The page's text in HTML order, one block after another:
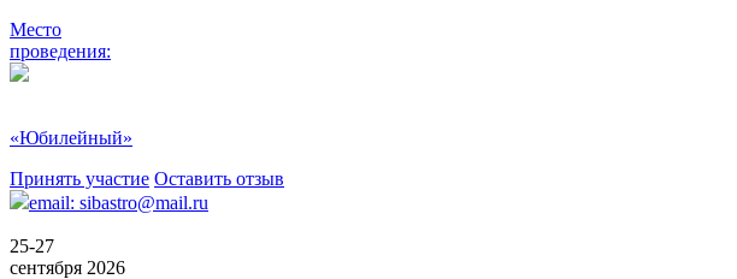
Место
проведения:
«Юбилейный»
Принять участие Оставить отзыв
email: sibastro@mail.ru
25-27
сентября 2026